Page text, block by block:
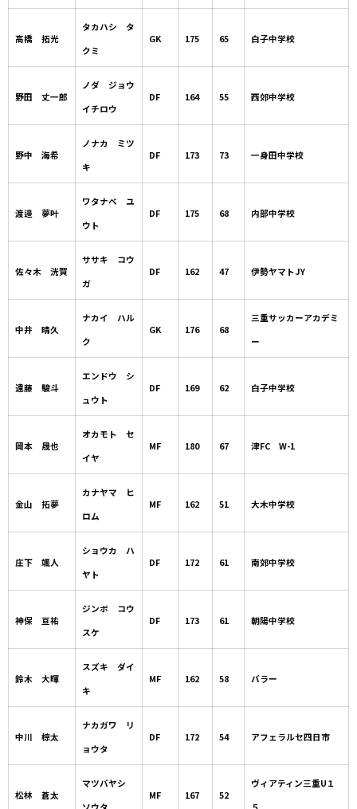
高橋 拓光
タカハシ タ
クミ
GK 175 65 白子中学校
野田 丈一郎
ノダ ジョウ
イチロウ
DF 164 55 西郊中学校
野中 海希
ノナカ ミツ
キ
DF 173 73 一身田中学校
渡邉 夢叶
ワタナベ ユ
ウト
DF 175 68 内部中学校
佐々木 洸賀
ササキ コウ
ガ
DF 162 47 伊勢ヤマトJY
中井 晴久
ナカイ ハル
ク
GK 176 68
三重サッカーアカデミ
ー
遠藤 駿斗
エンドウ シ
ュウト
DF 169 62 白子中学校
岡本 晟也
オカモト セ
イヤ
MF 180 67 津FC W-1
金山 拓夢
カナヤマ ヒ
ロム
MF 162 51 大木中学校
庄下 颯人
ショウカ ハ
ヤト
DF 172 61 南郊中学校
神保 亘祐
ジンボ コウ
スケ
DF 173 61 朝陽中学校
鈴木 大暉
スズキ ダイ
キ
MF 162 58 バラー
中川 椋太
ナカガワ リ
ョウタ
DF 172 54 アフェラルセ四日市
松林 蒼太
マツバヤシ
MF 167 52
ヴィアティン三重U１